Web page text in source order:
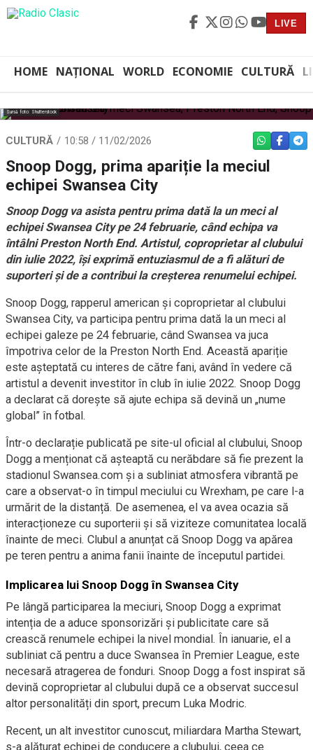
LIVE
HOME NAȚIONAL WORLD ECONOMIE CULTURĂ
Sursă foto: Shutterstock
CULTURĂ 10:58 / 11/02/2026 WHATSAPP
Snoop Dogg, prima apariție la meciul
echipei Swansea City
Snoop Dogg va asista pentru prima dată la un meci al
echipei Swansea City pe 24 februarie, când echipa va
întâlni Preston North End. Artistul, coproprietar al clubului
din iulie 2022, își exprimă entuziasmul de a fi alături de
suporteri și de a contribui la creșterea renumelui echipei.
Snoop Dogg, rapperul american și coproprietar al clubului
Swansea City, va participa pentru prima dată la un meci al
echipei galeze pe 24 februarie, când Swansea va juca
împotriva celor de la Preston North End. Această apariție
este așteptată cu interes de către fani, având în vedere că
artistul a devenit investitor în club în iulie 2022. Snoop Dogg
a declarat că dorește să ajute echipa să devină un „nume
global” în fotbal.
Într-o declarație publicată pe site-ul oficial al clubului, Snoop
Dogg a menționat că așteaptă cu nerăbdare să fie prezent la
stadionul Swansea.com și a subliniat atmosfera vibrantă pe
care a observat-o în timpul meciului cu Wrexham, pe care l-a
urmărit de la distanță. De asemenea, el va avea ocazia să
interacționeze cu suporterii și să viziteze comunitatea locală
înainte de meci. Clubul a anunțat că Snoop Dogg va apărea
pe teren pentru a anima fanii înainte de începutul partidei.
Implicarea lui Snoop Dogg în Swansea City
Pe lângă participarea la meciuri, Snoop Dogg a exprimat
intenția de a aduce sponsorizări și publicitate care să
crească renumele echipei la nivel mondial. În ianuarie, el a
subliniat că pentru a duce Swansea în Premier League, este
necesară atragerea de fonduri. Snoop Dogg a fost inspirat să
devină coproprietar al clubului după ce a observat succesul
altor personalități din sport, precum Luka Modric.
Recent, un alt investitor cunoscut, miliardara Martha Stewart,
s-a alăturat echipei de conducere a clubului, ceea ce